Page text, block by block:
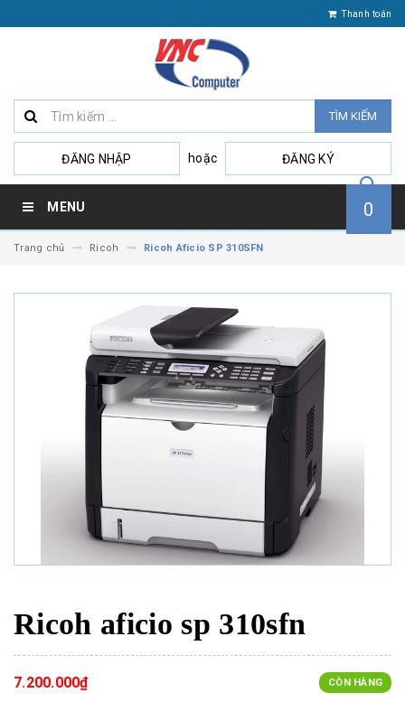
Thanh toán
TÌM KIẾM
ĐĂNG NHẬP hoặc ĐĂNG KÝ
MENU 0
Trang chủ Ricoh Ricoh Aficio SP 310SFN
Ricoh aficio sp 310sfn
7.200.000₫ CÒN HÀNG